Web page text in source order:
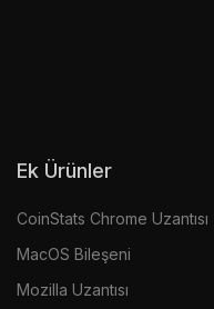
Ek Ürünler
CoinStats Chrome Uzantısı
MacOS Bileşeni
Mozilla Uzantısı